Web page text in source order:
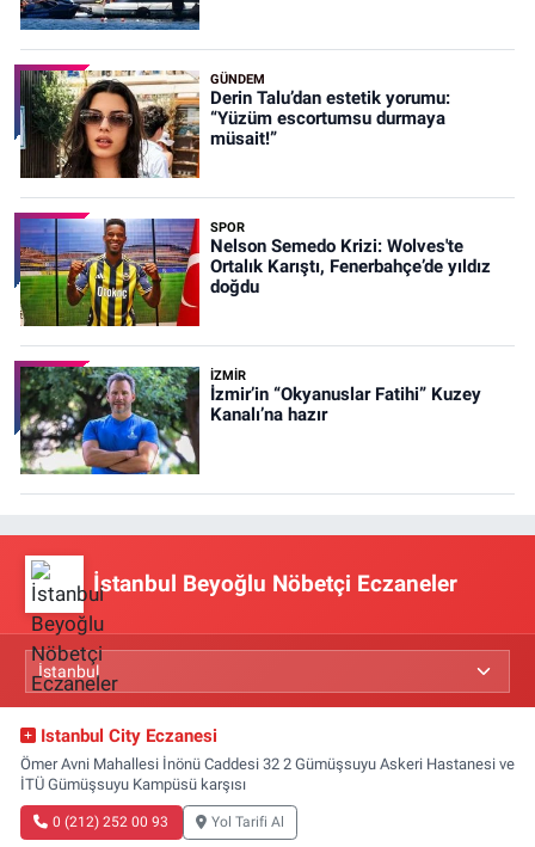
GÜNDEM
Derin Talu’dan estetik yorumu:
“Yüzüm escortumsu durmaya
müsait!”
SPOR
Nelson Semedo Krizi: Wolves'te
Ortalık Karıştı, Fenerbahçe’de yıldız
doğdu
İZMIR
İzmir’in “Okyanuslar Fatihi” Kuzey
Kanalı’na hazır
İstanbul Beyoğlu Nöbetçi Eczaneler
Istanbul City Eczanesi
Ömer Avni Mahallesi İnönü Caddesi 32 2 Gümüşsuyu Askeri Hastanesi ve
İTÜ Gümüşsuyu Kampüsü karşısı
0 (212) 252 00 93 Yol Tarifi Al